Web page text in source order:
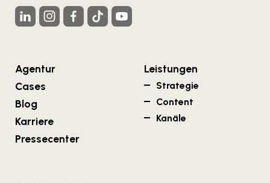
Agentur
Cases
Blog
Karriere
Pressecenter
Leistungen
Strategie
Content
Kanäle